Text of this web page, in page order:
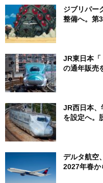
ジブリパー
整備へ。第
JR東日本「
の通年販売
JR西日本、
を設定へ。
デルタ航空
2027年春か